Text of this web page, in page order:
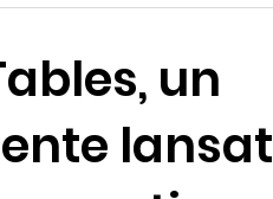
un
lansat